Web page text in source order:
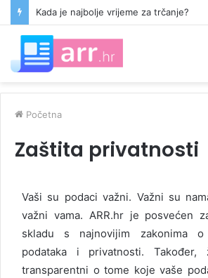
Kada je najbolje vrijeme za trčanje?
Početna
Zaštita privatnosti
Vaši su podaci važni. Važni su
važni vama. ARR.hr je posvećen
skladu s najnovijim zakonima
podataka i privatnosti.
transparentni o tome koje vaše